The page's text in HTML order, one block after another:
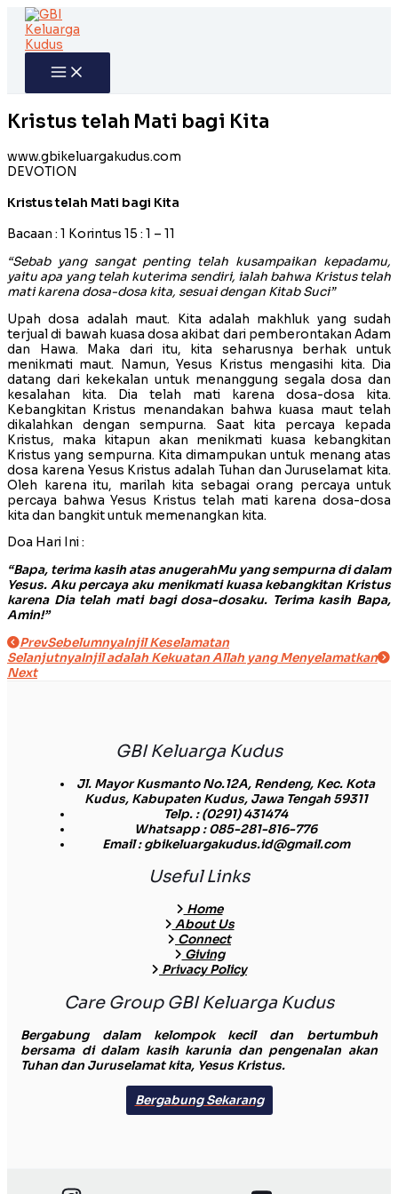
Skip
content
Kristus telah Mati bagi Kita
www.gbikeluargakudus.com
DEVOTION
Kristus telah Mati bagi Kita
Bacaan : 1 Korintus 15 : 1 – 11
“Sebab yang sangat penting telah kusampaikan kepadamu,
yaitu apa yang telah kuterima sendiri, ialah bahwa Kristus telah
mati karena dosa-dosa kita, sesuai dengan Kitab Suci”
Upah dosa adalah maut. Kita adalah makhluk yang sudah
terjual di bawah kuasa dosa akibat dari pemberontakan Adam
dan Hawa. Maka dari itu, kita seharusnya berhak untuk
menikmati maut. Namun, Yesus Kristus mengasihi kita. Dia
datang dari kekekalan untuk menanggung segala dosa dan
kesalahan kita. Dia telah mati karena dosa-dosa kita.
Kebangkitan Kristus menandakan bahwa kuasa maut telah
dikalahkan dengan sempurna. Saat kita percaya kepada
Kristus, maka kitapun akan menikmati kuasa kebangkitan
Kristus yang sempurna. Kita dimampukan untuk menang atas
dosa karena Yesus Kristus adalah Tuhan dan Juruselamat kita.
Oleh karena itu, marilah kita sebagai orang percaya untuk
percaya bahwa Yesus Kristus telah mati karena dosa-dosa
kita dan bangkit untuk memenangkan kita.
Doa Hari Ini :
“Bapa, terima kasih atas anugerahMu yang sempurna di dalam
Yesus. Aku percaya aku menikmati kuasa kebangkitan Kristus
karena Dia telah mati bagi dosa-dosaku. Terima kasih Bapa,
Amin!”
PrevSebelumnyaInjil Keselamatan
SelanjutnyaInjil adalah Kekuatan Allah yang Menyelamatkan
Next
GBI Keluarga Kudus
Jl. Mayor Kusmanto No.12A, Rendeng, Kec. Kota
Kudus, Kabupaten Kudus, Jawa Tengah 59311
Telp.: (0291) 431474
Whatsapp: 085-281-816-776
Email: gbikeluargakudus.id@gmail.com
Useful Links
Home
About Us
Connect
Giving
Privacy Policy
Care Group GBI Keluarga Kudus
Bergabung dalam kelompok kecil dan bertumbuh
bersama di dalam kasih karunia dan pengenalan akan
Tuhan dan Juruselamat kita, Yesus Kristus.
Bergabung Sekarang